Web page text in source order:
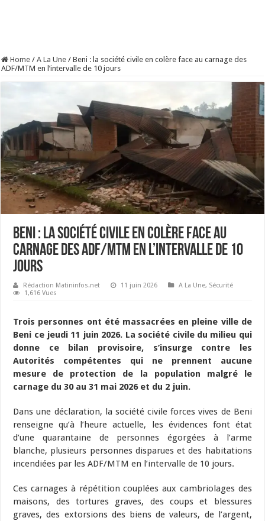
Home / A La Une / Beni : la société civile en colère face au carnage des
ADF/MTM en l’intervalle de 10 jours
Beni : la société civile en colère face au
carnage des ADF/MTM en l’intervalle de 10
jours
Rédaction Matininfos.net 11 juin 2026 A La Une, Sécurité
1,616 Vues
Trois personnes ont été massacrées en pleine ville de
Beni ce jeudi 11 juin 2026. La société civile du milieu qui
donne ce bilan provisoire, s’insurge contre les
Autorités compétentes qui ne prennent aucune
mesure de protection de la population malgré le
carnage du 30 au 31 mai 2026 et du 2 juin.
Dans une déclaration, la société civile forces vives de Beni
renseigne qu’à l’heure actuelle, les évidences font état
d’une quarantaine de personnes égorgées à l’arme
blanche, plusieurs personnes disparues et des habitations
incendiées par les ADF/MTM en l’intervalle de 10 jours.
Ces carnages à répétition couplées aux cambriolages des
maisons, des tortures graves, des coups et blessures
graves, des extorsions des biens de valeurs, de l’argent,